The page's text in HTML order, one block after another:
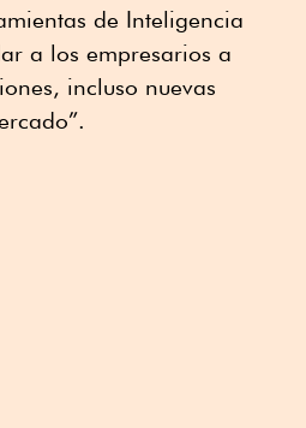
de Inteligencia
a los empresarios a
incluso nuevas